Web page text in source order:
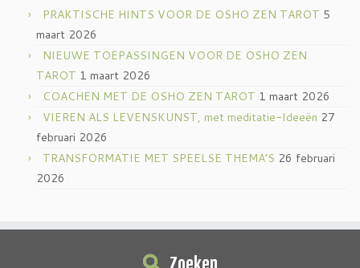
PRAKTISCHE HINTS VOOR DE OSHO ZEN TAROT 5
maart 2026
NIEUWE TOEPASSINGEN VOOR DE OSHO ZEN
TAROT 1 maart 2026
COACHEN MET DE OSHO ZEN TAROT 1 maart 2026
VIEREN ALS LEVENSKUNST, met meditatie-Ideeën 27
februari 2026
TRANSFORMATIE MET SPEELSE THEMA’S 26 februari
2026